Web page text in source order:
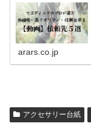
arars.co.jp
アクセサリー台紙